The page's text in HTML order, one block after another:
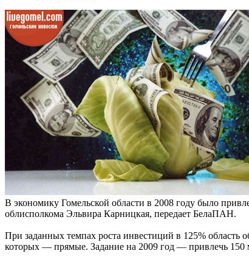
В экономику Гомельской области в 2008 году было
облисполкома Эльвира Карницкая, передает БелаПАН.
При заданных темпах роста инвестиций в 125%
которых — прямые. Задание на 2009 год — привлечь 150